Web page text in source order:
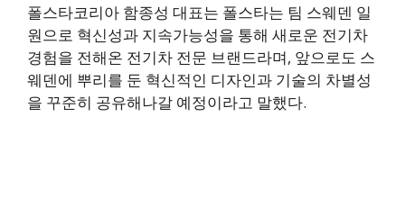
폴스타코리아 함종성 대표는 폴스타는 팀 스웨덴 일
원으로 혁신성과 지속가능성을 통해 새로운 전기차
경험을 전해온 전기차 전문 브랜드라며, 앞으로도 스
웨덴에 뿌리를 둔 혁신적인 디자인과 기술의 차별성
을 꾸준히 공유해나갈 예정이라고 말했다.